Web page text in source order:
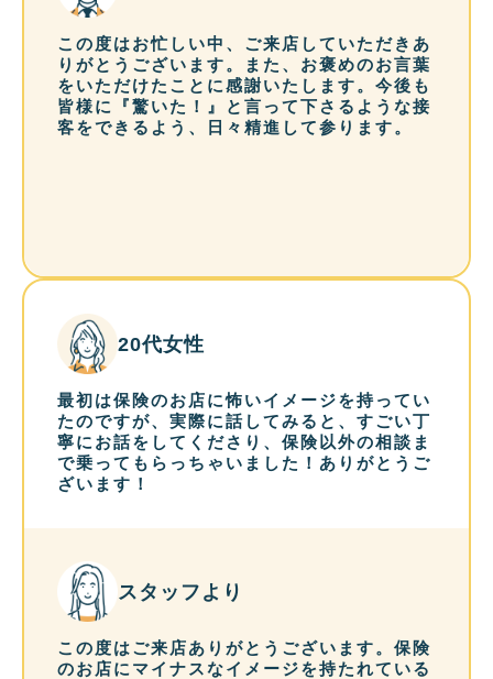
この度はお忙しい中、ご来店していただきあ
りがとうございます。また、お褒めのお言葉
をいただけたことに感謝いたします。今後も
皆様に『驚いた！』と言って下さるような接
客をできるよう、日々精進して参ります。
20代女性
最初は保険のお店に怖いイメージを持ってい
たのですが、実際に話してみると、すごい丁
寧にお話をしてくださり、保険以外の相談ま
で乗ってもらっちゃいました！ありがとうご
ざいます！
スタッフより
この度はご来店ありがとうございます。保険
のお店にマイナスなイメージを持たれている